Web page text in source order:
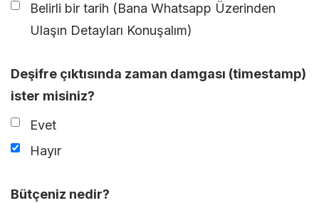
Belirli bir tarih (Bana Whatsapp Üzerinden
Ulaşın Detayları Konuşalım)
Deşifre çıktısında zaman damgası (timestamp)
ister misiniz?
Evet
Hayır
Bütçeniz nedir?